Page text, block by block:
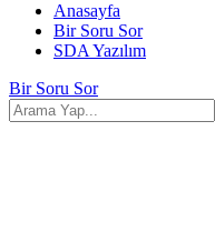
Anasayfa
Bir Soru Sor
SDA Yazılım
Bir Soru Sor